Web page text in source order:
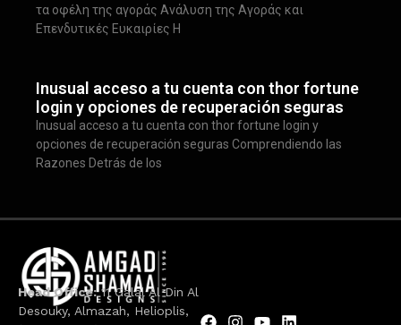
τα οφέλη της αγοράς Ανάλυση της Αγοράς και
Επενδυτικές Ευκαιρίες Η
Inusual acceso a tu cuenta con thor fortune
login y opciones de recuperación seguras
Inusual acceso a tu cuenta con thor fortune login y
opciones de recuperación seguras Comprendiendo las
Razones Detrás de los
Head Office:11 Galal Al Din Al
Desouky, Almazah, Helioplis,